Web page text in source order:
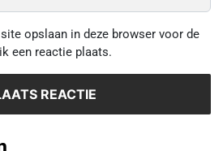
opslaan in deze browser voor de
een reactie plaats.